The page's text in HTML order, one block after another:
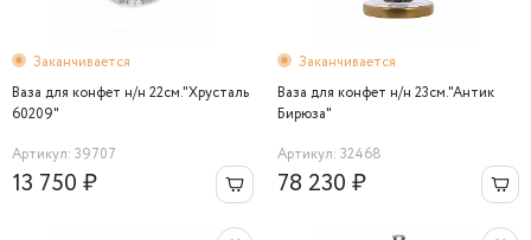
Заканчивается
Ваза для конфет н/н 22см."Хрусталь
60209"
Артикул: 39707
13 750 ₽
Заканчивается
Ваза для конфет н/н 23см."Антик
Бирюза"
Артикул: 32468
78 230 ₽